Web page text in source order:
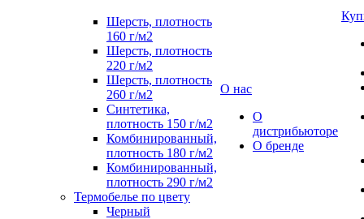
Шерсть, плотность
160 г/м2
Шерсть, плотность
220 г/м2
Шерсть, плотность
260 г/м2
Синтетика,
плотность 150 г/м2
Комбинированный,
плотность 180 г/м2
Комбинированный,
плотность 290 г/м2
Термобелье по цвету
Черный
О нас
О
дистрибьюторе
О бренде